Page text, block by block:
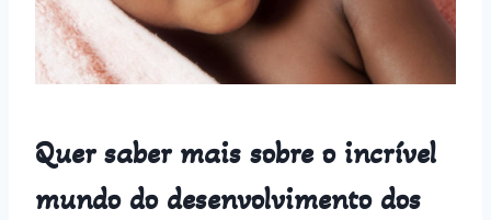
Quer saber mais sobre o incrível
mundo do desenvolvimento dos